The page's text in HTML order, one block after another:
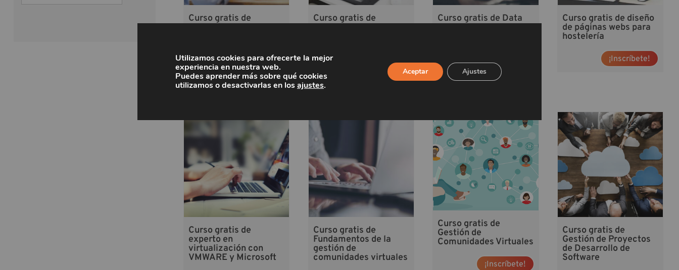
Curso gratis de
¡Inscríbete!
Curso gratis de
(Avanzado)
¡Inscríbete!
Curso gratis de Data Curso gratis de diseño
de páginas webs para
hostelería
¡Inscríbete!
Curso gratis de
experto en
virtualización con
VMWARE y Microsoft
Curso gratis de
Fundamentos de la
gestión de
comunidades virtuales
Curso gratis de
Gestión de
Comunidades Virtuales
¡Inscríbete!
Curso gratis de
Gestión de Proyectos
de Desarrollo de
Software
Utilizamos cookies para ofrecerte la mejor
experiencia en nuestra web.
Puedes aprender más sobre qué cookies
utilizamos o desactivarlas en losajustes.
Aceptar Ajustes